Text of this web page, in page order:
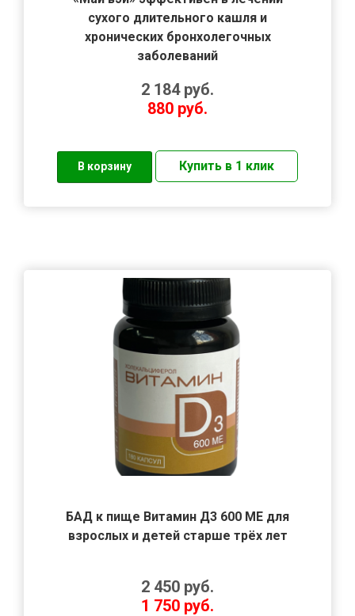
сухого длительного кашля и
хронических бронхолегочных
заболеваний
2 184 руб.
880 руб.
БАД к пище Витамин Д3 600 МЕ для
взрослых и детей старше трёх лет
2 450 руб.
1 750 руб.